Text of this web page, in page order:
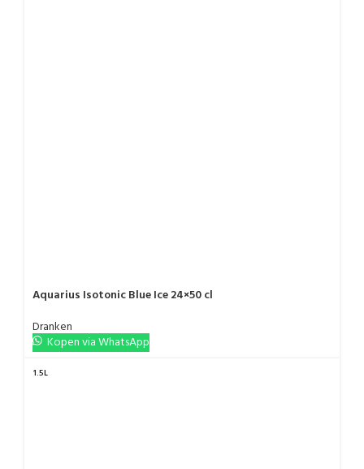
Aquarius Isotonic Blue Ice 24×50 cl
Dranken
Kopen via WhatsApp
1.5L